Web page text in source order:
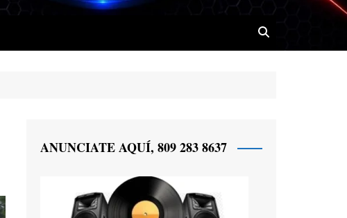
ANUNCIATE AQUÍ, 809 283 8637